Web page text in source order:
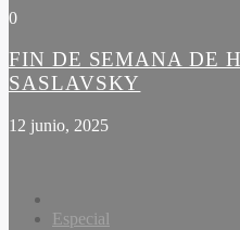
0
FIN DE SEMANA DE
SASLAVSKY
12 junio, 2025
Especial